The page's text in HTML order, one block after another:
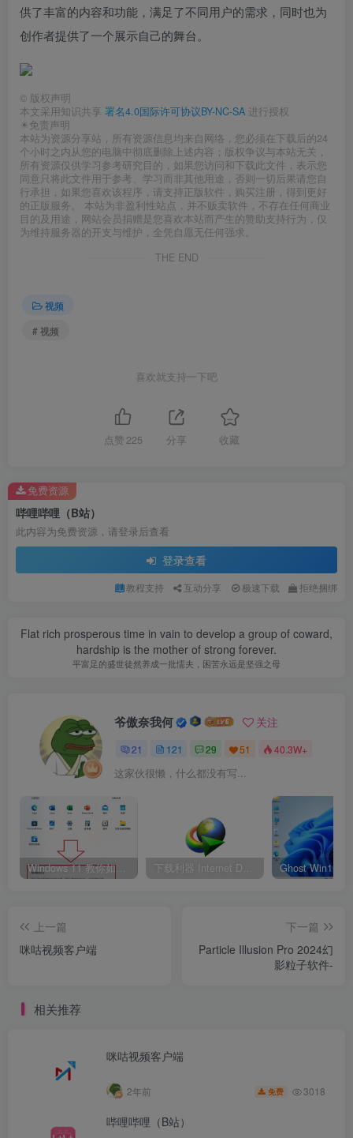
供了丰富的内容和功能，满足了不同用户的需求，同时也为
创作者提供了一个展示自己的舞台。
© 版权声明
本文采用知识共享 署名4.0国际许可协议BY-NC-SA 进行授权
☀免责声明
本站为资源分享站，所有资源信息均来自网络，您必须在下载后的24
个小时之内从您的电脑中彻底删除上述内容；版权争议与本站无关，
所有资源仅供学习参考研究目的，如果您访问和下载此文件，表示您
同意只将此文件用于参考、学习而非其他用途，否则一切后果请您自
行承担，如果您喜欢该程序，请支持正版软件，购买注册，得到更好
的正版服务。 本站为非盈利性站点，并不贩卖软件，不存在任何商业
目的及用途，网站会员捐赠是您喜欢本站而产生的赞助支持行为，仅
为维持服务器的开支与维护，全凭自愿无任何强求。
THE END
视频
# 视频
喜欢就支持一下吧
点赞 225 分享 收藏
哔哩哔哩（B站）
此内容为免费资源，请登录后查看
登录查看
教程支持 互动分享 极速下载 拒绝捆绑
免费资源
Flat rich prosperous time in vain to develop a group of coward,
hardship is the mother of strong forever.
平富足的盛世徒然养成一批懦夫，困苦永远是坚强之母
爷傲奈我何 关注
21 121 29 51 40.3W+
这家伙很懒，什么都没有写...
Windows 11 教你如何删除开始菜单“推荐的项目” 移除通知中心 下载利器 Internet Download Manager 6.42.17 绿色版
上一篇
咪咕视频客户端
下一篇
Particle Illusion Pro 2024幻
影粒子软件-
相关推荐
咪咕视频客户端
2年前 免费 3018
哔哩哔哩（B站）